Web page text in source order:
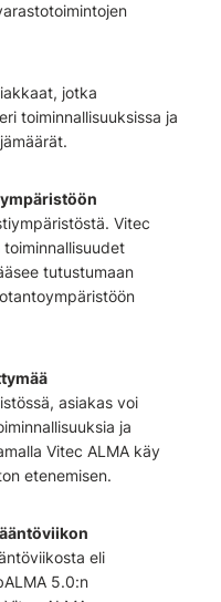
jotka
toiminnallisuuksissa ja
Vitec
tutustumaan
asiakas voi
ja
Vitec ALMA käy
etenemisen.
eli
5.0:n